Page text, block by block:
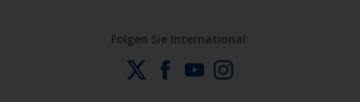
Folgen Sie International: